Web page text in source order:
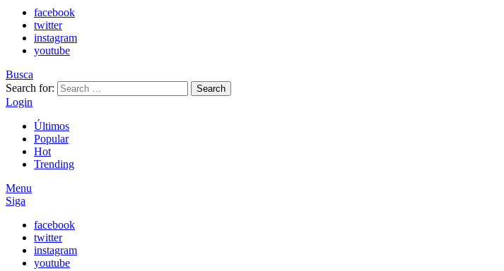
facebook
twitter
instagram
youtube
Busca
Search for:
Search
Login
Últimos
Popular
Hot
Trending
Menu
Siga
facebook
twitter
instagram
youtube